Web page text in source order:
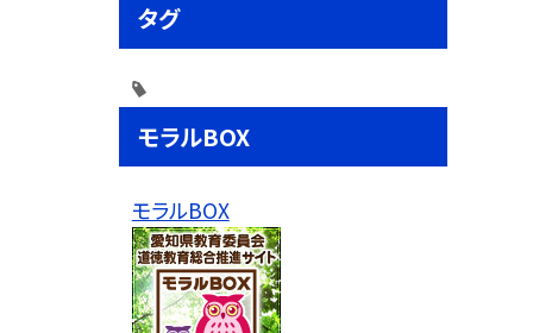
タグ
モラルBOX
モラルBOX